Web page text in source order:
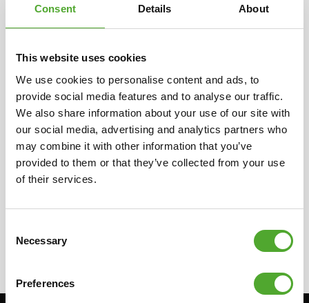
Consent Details About
This website uses cookies
We use cookies to personalise content and ads, to
provide social media features and to analyse our traffic.
We also share information about your use of our site with
our social media, advertising and analytics partners who
may combine it with other information that you’ve
provided to them or that they’ve collected from your use
of their services.
Selection
Necessary
Preferences
Als in uw land geen verkopers worden
getoond, neemt u contact op met de
distributeur in uw land voor meer informatie
over onze lokale verkopers. Zij kunnen u de
benodigde informatie over de verkopers